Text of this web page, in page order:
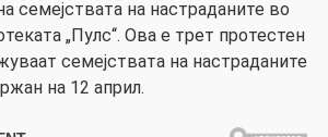
семејствата на настраданите во
„Пулс“. Ова е трет протестен
семејствата на настраданите
на 12 април.